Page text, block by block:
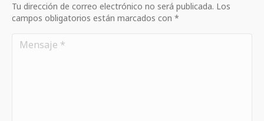
Tu dirección de correo electrónico no será publicada. Los
campos obligatorios están marcados con *